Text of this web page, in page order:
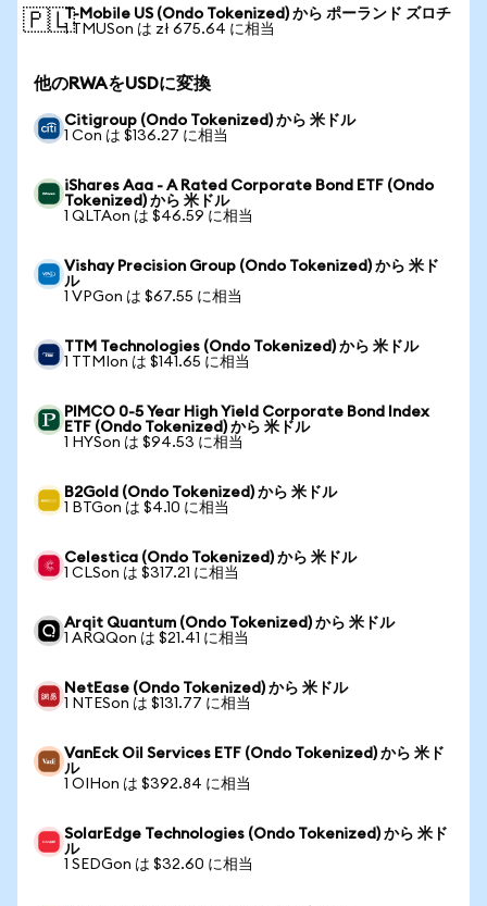
🇵🇱T-Mobile US (Ondo Tokenized) から ポーランド ズロチ
1 TMUSon は zł 675.64 に相当
他のRWAをUSDに変換
Citigroup (Ondo Tokenized) から 米ドル
1 Con は $136.27 に相当
iShares Aaa - A Rated Corporate Bond ETF (Ondo
Tokenized) から 米ドル
1 QLTAon は $46.59 に相当
Vishay Precision Group (Ondo Tokenized) から 米ド
ル
1 VPGon は $67.55 に相当
TTM Technologies (Ondo Tokenized) から 米ドル
1 TTMIon は $141.65 に相当
PIMCO 0-5 Year High Yield Corporate Bond Index
ETF (Ondo Tokenized) から 米ドル
1 HYSon は $94.53 に相当
B2Gold (Ondo Tokenized) から 米ドル
1 BTGon は $4.10 に相当
Celestica (Ondo Tokenized) から 米ドル
1 CLSon は $317.21 に相当
Arqit Quantum (Ondo Tokenized) から 米ドル
1 ARQQon は $21.41 に相当
NetEase (Ondo Tokenized) から 米ドル
1 NTESon は $131.77 に相当
VanEck Oil Services ETF (Ondo Tokenized) から 米ド
ル
1 OIHon は $392.84 に相当
SolarEdge Technologies (Ondo Tokenized) から 米ド
ル
1 SEDGon は $32.60 に相当